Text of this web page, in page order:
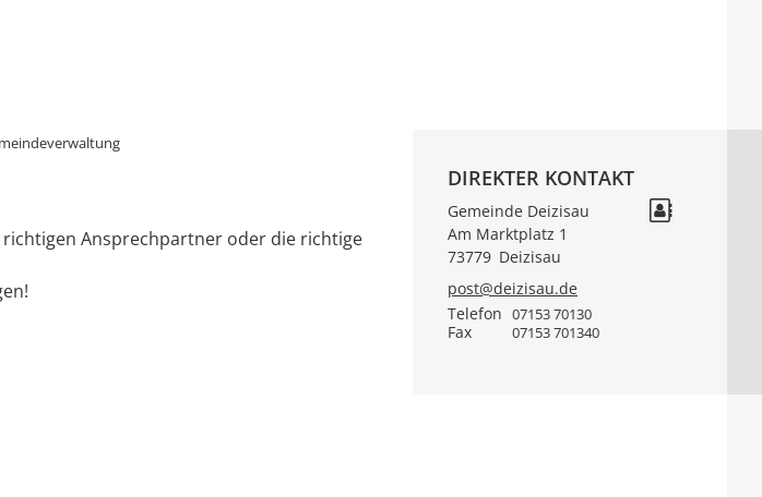
Ansprechpartner oder die richtige
DIREKTER KONTAKT
Gemeinde Deizisau
Am Marktplatz 1
73779 Deizisau
post@deizisau.de
Telefon 07153 70130
Fax 07153 701340